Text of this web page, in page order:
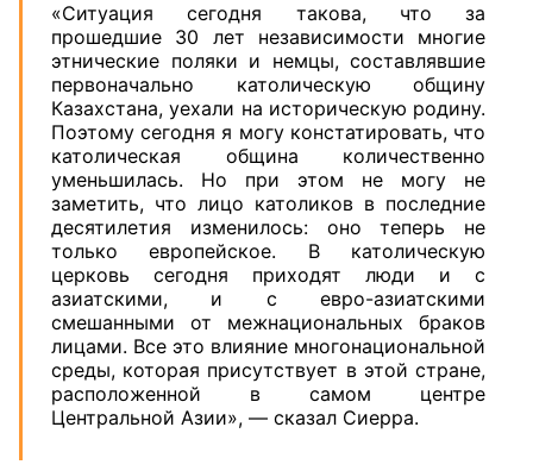
«Ситуация сегодня такова, что за
прошедшие 30 лет независимости многие
этнические поляки и немцы, составлявшие
первоначально католическую общину
Казахстана, уехали на историческую родину.
Поэтому сегодня я могу констатировать, что
католическая община количественно
уменьшилась. Но при этом не могу не
заметить, что лицо католиков в последние
десятилетия изменилось: оно теперь не
только европейское. В католическую
церковь сегодня приходят люди и с
азиатскими, и с евро-азиатскими
смешанными от межнациональных браков
лицами. Все это влияние многонациональной
среды, которая присутствует в этой стране,
расположенной в самом центре
Центральной Азии», — сказал Сиерра.